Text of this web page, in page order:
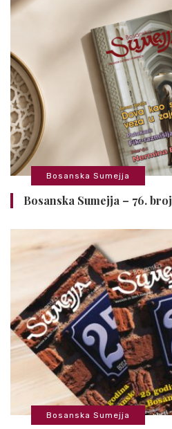
Bosanska Sumejja
Bosanska Sumejja – 76. broj
Bosanska Sumejja